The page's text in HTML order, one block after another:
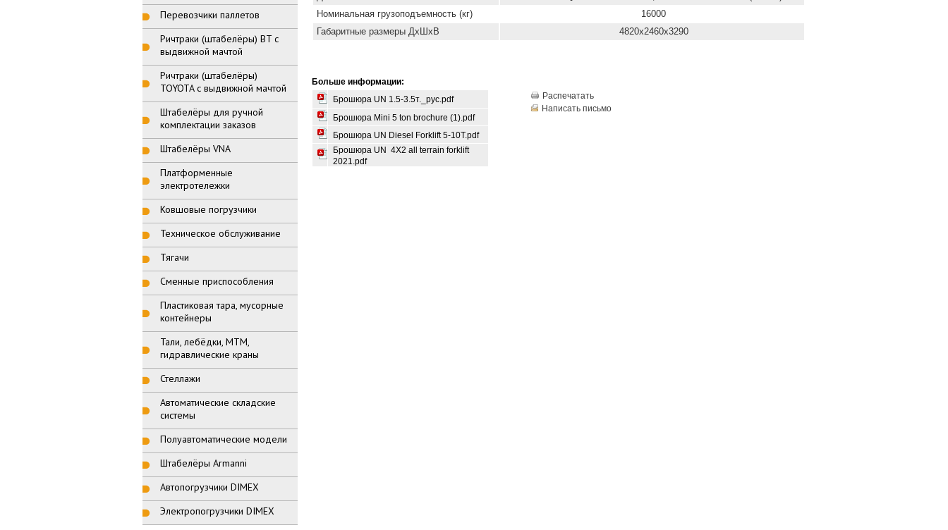
Перевозчики паллетов
Ричтраки (штабелёры) BT с
выдвижной мачтой
Ричтраки (штабелёры)
TOYOTA с выдвижной мачтой
Штабелёры для ручной
комплектации заказов
Штабелёры VNA
Платформенные
электротележки
Ковшовые погрузчики
Техническое обслуживание
Тягачи
Сменные приспособления
Пластиковая тара, мусорные
контейнеры
Тали, лебёдки, МТМ,
гидравлические краны
Стеллажи
Автоматические складские
системы
Полуавтоматические модели
Штабелёры Armanni
Автопогрузчики DIMEX
Электропогрузчики DIMEX
Номинальная грузоподъемность (кг)
16000
Габаритные размеры ДхШхВ
4820x2460x3290
Больше информации:
Брошюра UN 1.5-3.5т._рус.pdf
Брошюра Mini 5 ton brochure (1).pdf
Брошюра UN Diesel Forklift 5-10T.pdf
Брошюра UN 4X2 all terrain forklift
2021.pdf
Распечатать
Написать письмо